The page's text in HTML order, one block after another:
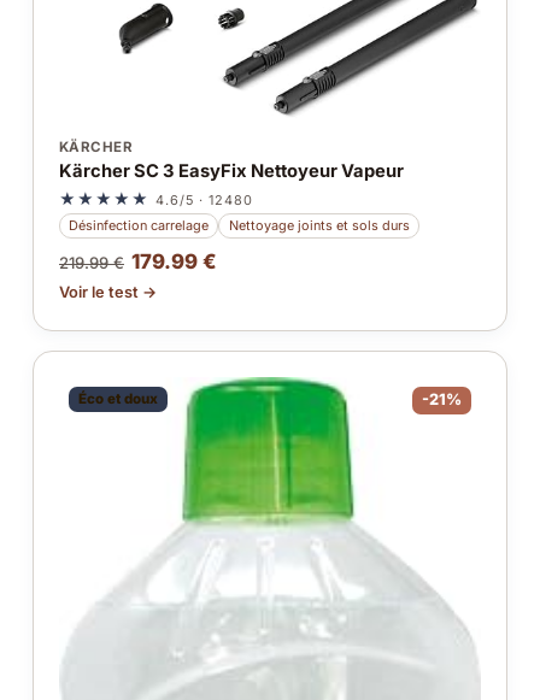
KÄRCHER
Kärcher SC 3 EasyFix Nettoyeur Vapeur
★★★★★ 4.6/5 · 12480
Désinfection carrelage
Nettoyage joints et sols durs
219.99 € 179.99 €
Voir le test →
Éco et doux -21%